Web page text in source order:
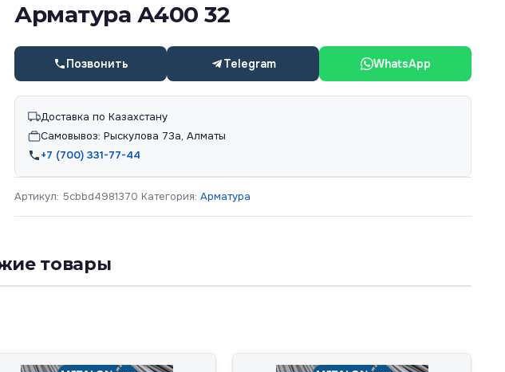
Арматура А400 32
Позвонить Telegram WhatsApp
Доставка по Казахстану
Самовывоз: Рыскулова 73а, Алматы
+7 (700) 331-77-44
Артикул:5cbbd4981370 Категория:Арматура
товары